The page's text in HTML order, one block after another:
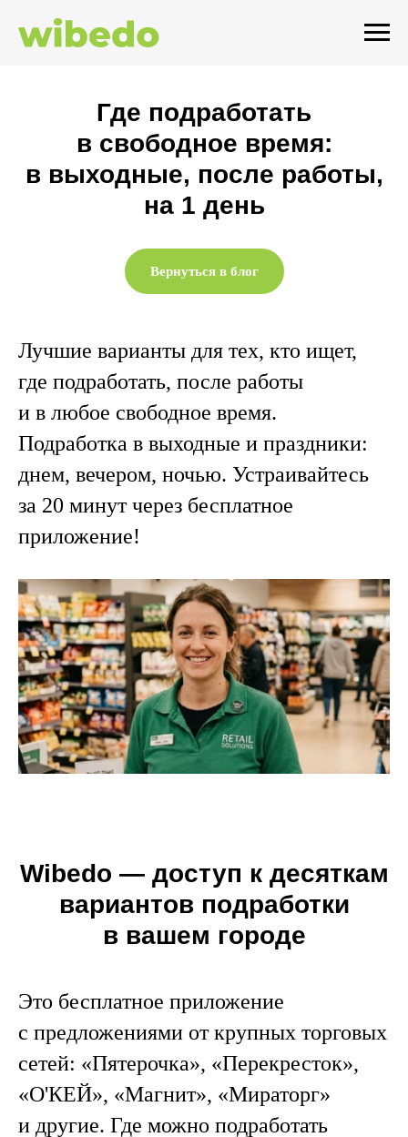
Где подработать
в свободное время:
в выходные, после работы,
на 1 день
Вернуться в блог
Лучшие варианты для тех, кто ищет,
где подработать, после работы
и в любое свободное время.
Подработка в выходные и праздники:
днем, вечером, ночью. Устраивайтесь
за 20 минут через бесплатное
приложение!
Wibedo — доступ к десяткам
вариантов подработки
в вашем городе
Это бесплатное приложение
с предложениями от крупных торговых
сетей: «Пятерочка», «Перекресток»,
«О'КЕЙ», «Магнит», «Мираторг»
и другие. Где можно подработать